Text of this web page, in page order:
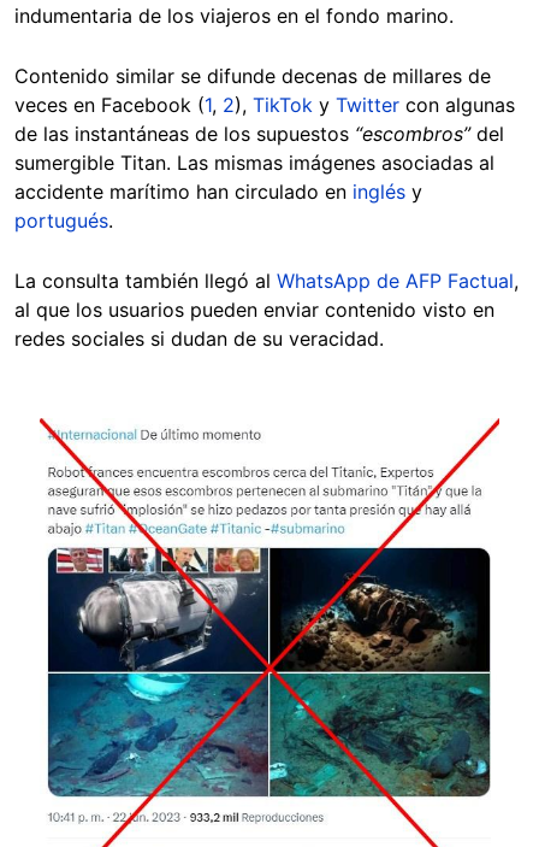
indumentaria de los viajeros en el fondo marino.
Contenido similar se difunde decenas de millares de
veces en Facebook (1, 2), TikTok y Twitter con algunas
de las instantáneas de los supuestos “escombros” del
sumergible Titan. Las mismas imágenes asociadas al
accidente marítimo han circulado en inglés y
portugués.
La consulta también llegó al WhatsApp de AFP Factual,
al que los usuarios pueden enviar contenido visto en
redes sociales si dudan de su veracidad.
Image